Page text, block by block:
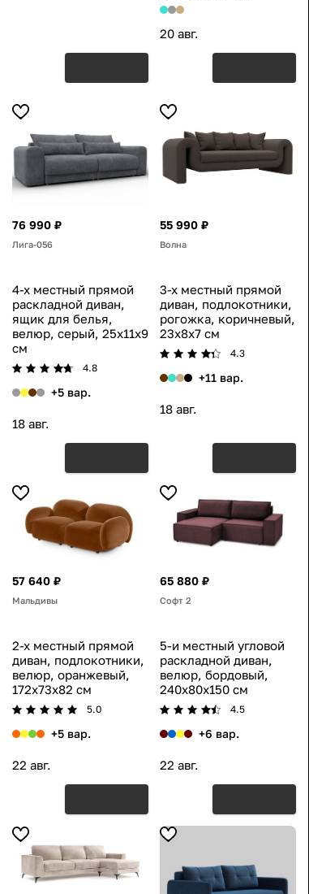
20 авг.
76 990 ₽
Лига-056
4-х местный прямой
раскладной диван,
ящик для белья,
велюр, серый, 25x11x9
см
4.8
+5 вар.
18 авг.
55 990 ₽
Волна
3-х местный прямой
диван, подлокотники,
рогожка, коричневый,
23x8x7 см
4.3
+11 вар.
18 авг.
57 640 ₽
Мальдивы
2-х местный прямой
диван, подлокотники,
велюр, оранжевый,
172x73x82 см
5.0
+5 вар.
22 авг.
65 880 ₽
Софт 2
5-и местный угловой
раскладной диван,
велюр, бордовый,
240x80x150 см
4.5
+6 вар.
22 авг.